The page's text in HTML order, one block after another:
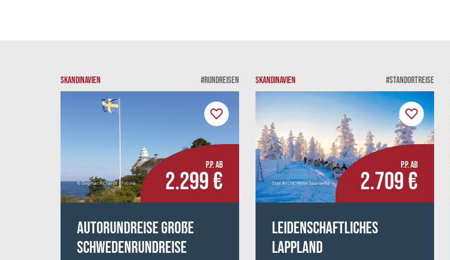
SKANDINAVIEN #RUNDREISEN
© Dagmar Richardt - Fotolia
P.P. AB
2.299 €
Autorundreise Große
Schwedenrundreise
SKANDINAVIEN #STANDORTREISE
Star Arctic Hotel Saariselkä
P.P. AB
2.709 €
Leidenschaftliches
Lappland